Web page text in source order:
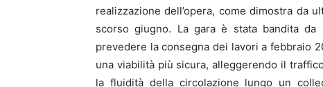
realizzazione dell’opera, come dimostra da
scorso giugno. La gara è stata bandita
prevedere la consegna dei lavori a febbraio
una viabilità più sicura, alleggerendo il
la fluidità della circolazione lungo un